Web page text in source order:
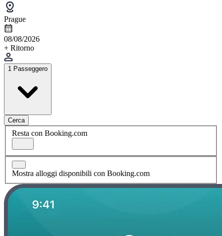
Prague
08/08/2026
+ Ritorno
1 Passeggero
Cerca
Resta con Booking.com
Mostra alloggi disponibili con Booking.com